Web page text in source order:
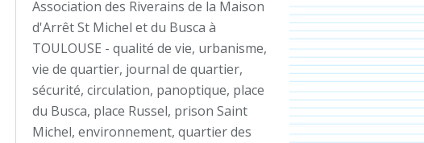
Association des Riverains de la Maison
d'Arrêt St Michel et du Busca à
TOULOUSE - qualité de vie, urbanisme,
vie de quartier, journal de quartier,
sécurité, circulation, panoptique, place
du Busca, place Russel, prison Saint
Michel, environnement, quartier des